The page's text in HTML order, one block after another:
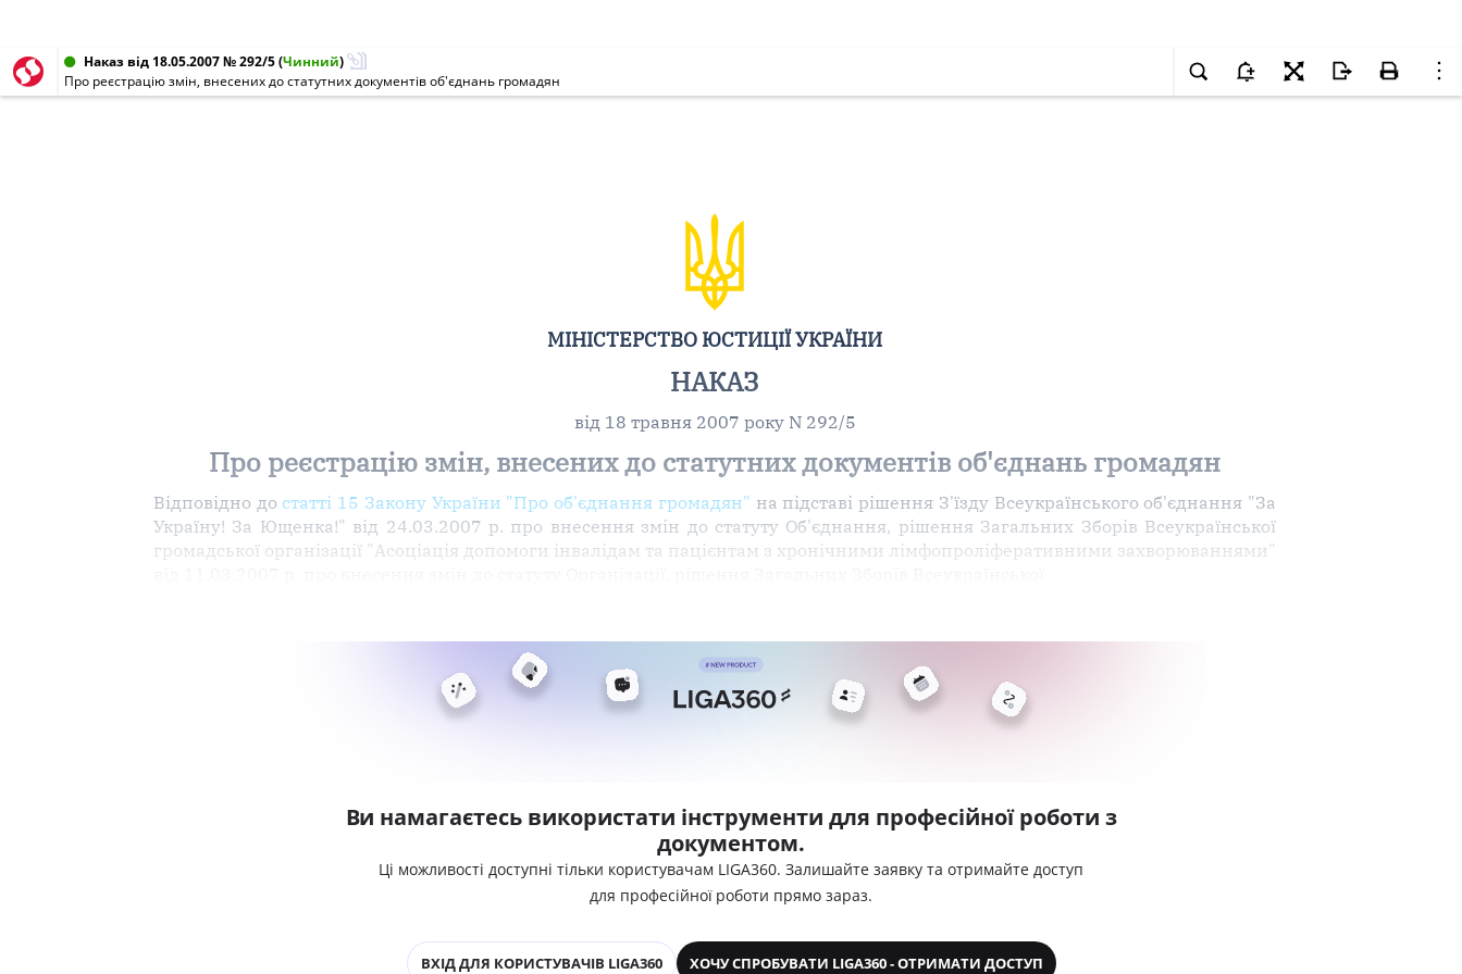
Наказ від 18.05.2007 № 292/5(Чинний)
Про реєстрацію змін, внесених до статутних документів об'єднань громадян
МІНІСТЕРСТВО ЮСТИЦІЇ УКРАЇНИ
НАКАЗ
від 18 травня 2007 року N 292/5
Про реєстрацію змін, внесених до статутних документів об'єднань громадян
Відповідно до статті 15 Закону України "Про об'єднання громадян" на підставі рішення З'їзду Всеукраїнського об'єднання "За
Україну! За Ющенка!" від 24.03.2007 р. про внесення змін до статуту Об'єднання, рішення Загальних Зборів Всеукраїнської
громадської організації "Асоціація допомоги інвалідам та пацієнтам з хронічними лімфопроліферативними захворюваннями"
Ви намагаєтесь використати інструменти для професійної роботи з
документом.
Ці можливості доступні тільки користувачам LIGA360. Залишайте заявку та отримайте доступ
для професійної роботи прямо зараз.
ВХІД ДЛЯ КОРИСТУВАЧІВ LIGA360 ХОЧУ СПРОБУВАТИ LIGA360 - ОТРИМАТИ ДОСТУП